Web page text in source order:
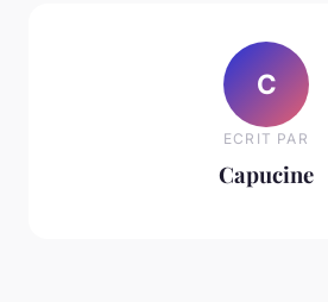
C
ECRIT PAR
Capucine